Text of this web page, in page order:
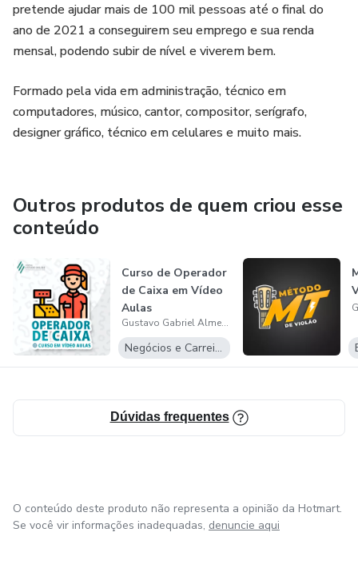
pretende ajudar mais de 100 mil pessoas até o final do
ano de 2021 a conseguirem seu emprego e sua renda
mensal, podendo subir de nível e viverem bem.
Formado pela vida em administração, técnico em
computadores, músico, cantor, compositor, serígrafo,
designer gráfico, técnico em celulares e muito mais.
Outros produtos de quem criou esse
conteúdo
Curso de Operador
de Caixa em Vídeo
Aulas
Gustavo Gabriel Almeida dos Santos
Negócios e Carreira
Dúvidas frequentes
O conteúdo deste produto não representa a opinião da Hotmart.
Se você vir informações inadequadas, denuncie aqui